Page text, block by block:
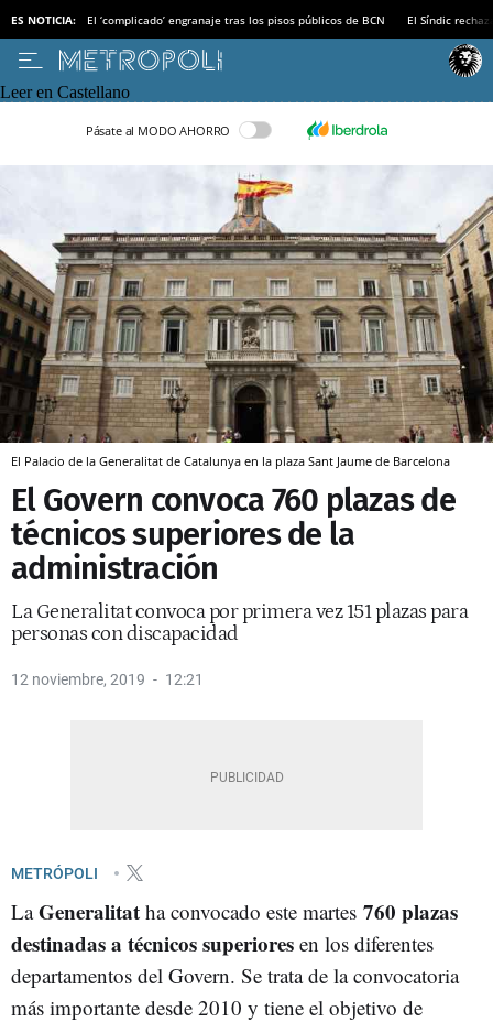
ES NOTICIA: El ‘complicado’ engranaje tras los pisos públicos de BCN El Síndic
Leer en Castellano
Pásate al MODO AHORRO
El Palacio de la Generalitat de Catalunya en la plaza Sant Jaume de Barcelona
El Govern convoca 760 plazas de
técnicos superiores de la
administración
La Generalitat convoca por primera vez 151 plazas para
personas con discapacidad
12 noviembre, 2019 12:21
METRÓPOLI
LaGeneralitat ha convocado este martes 760 plazas
destinadas a técnicos superiores en los diferentes
departamentos del Govern. Se trata de la convocatoria
más importante desde 2010 y tiene el objetivo de